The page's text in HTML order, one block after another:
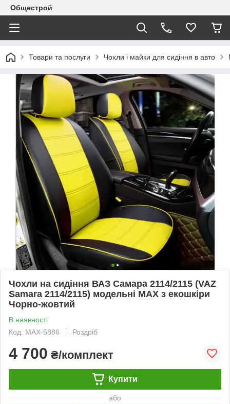
Общестрой
Товари та послуги Чохли і майки для сидіння в авто
Чохли на сидіння ВАЗ Самара 2114/2115 (VAZ
Samara 2114/2115) модельні MAX з екошкіри
Чорно-жовтий
В наявності
Код: MAX-5886
Роздріб
4 700 ₴/комплект
Купити
або